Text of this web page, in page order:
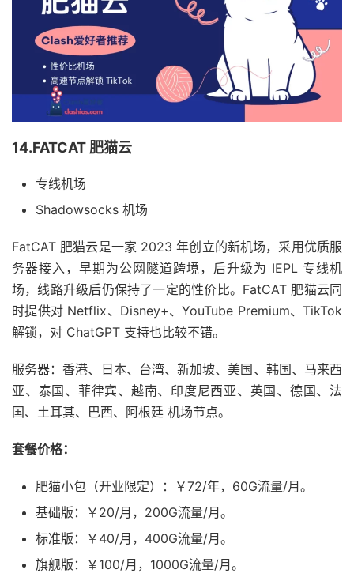
14.FATCAT 肥猫云
专线机场
Shadowsocks 机场
FatCAT 肥猫云是一家 2023 年创立的新机场，采用优质服
务器接入，早期为公网隧道跨境，后升级为 IEPL 专线机
场，线路升级后仍保持了一定的性价比。FatCAT 肥猫云同
时提供对 Netflix、Disney+、YouTube Premium、TikTok
解锁，对 ChatGPT 支持也比较不错。
服务器：香港、日本、台湾、新加坡、美国、韩国、马来西
亚、泰国、菲律宾、越南、印度尼西亚、英国、德国、法
国、土耳其、巴西、阿根廷 机场节点。
套餐价格：
肥猫小包（开业限定）：￥72/年，60G流量/月。
基础版：￥20/月，200G流量/月。
标准版：￥40/月，400G流量/月。
旗舰版：￥100/月，1000G流量/月。